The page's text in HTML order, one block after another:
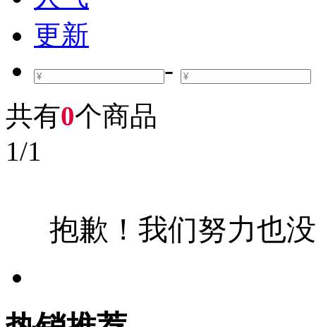
更新
-
共有0个商品
1/1
抱歉！我们努力也